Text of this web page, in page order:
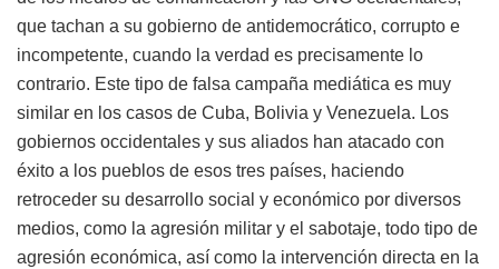
que tachan a su gobierno de antidemocrático, corrupto e
incompetente, cuando la verdad es precisamente lo
contrario. Este tipo de falsa campaña mediática es muy
similar en los casos de Cuba, Bolivia y Venezuela. Los
gobiernos occidentales y sus aliados han atacado con
éxito a los pueblos de esos tres países, haciendo
retroceder su desarrollo social y económico por diversos
medios, como la agresión militar y el sabotaje, todo tipo de
agresión económica, así como la intervención directa en la